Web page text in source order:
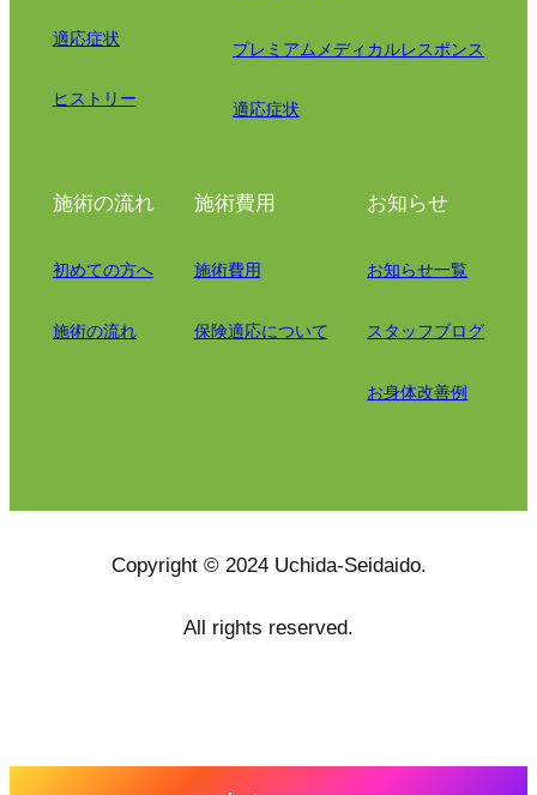
適応症状
ヒストリー
プレミアムメディカルレスポンス
適応症状
施術の流れ
初めての方へ
施術の流れ
施術費用
施術費用
保険適応について
お知らせ
お知らせ一覧
スタッフブログ
お身体改善例
Copyright © 2024 Uchida-Seidaido.
All rights reserved.